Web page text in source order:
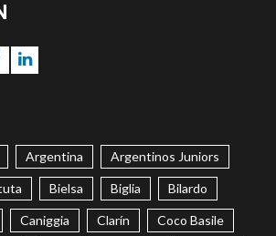
Facebook
LinkedIn
Argentina Argentinos Juniors
Bielsa Biglia Bilardo
Caniggia Clarín Coco Basile